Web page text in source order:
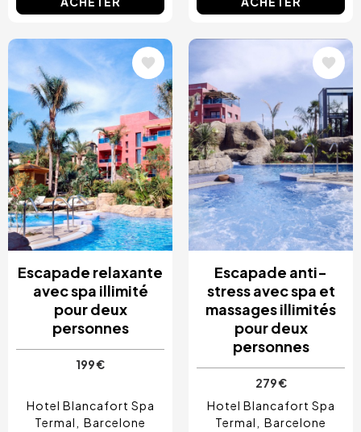
Image
Escapade relaxante
avec spa illimité
pour deux
personnes
199 €
Hotel Blancafort Spa
Termal
Barcelone
Image
Escapade anti-
stress avec spa et
massages illimités
pour deux
personnes
279 €
Hotel Blancafort Spa
Termal
Barcelone